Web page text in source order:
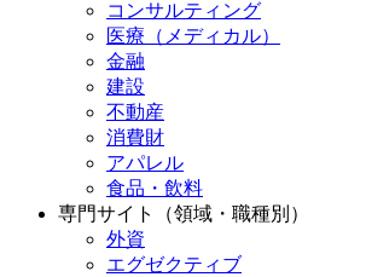
コンサルティング
医療（メディカル）
金融
建設
不動産
消費財
アパレル
食品・飲料
専門サイト（領域・職種別）
外資
エグゼクティブ